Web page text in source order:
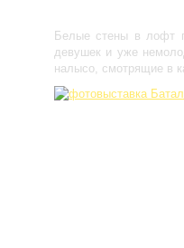
Белые стены в лофт
девушек и уже
налысо, смотрящие в